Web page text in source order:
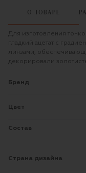
О ТОВАРЕ
Для изготовления
гладкий ацетат с
линзами,
декорировали
Бренд
Цвет
Состав
Страна дизайна